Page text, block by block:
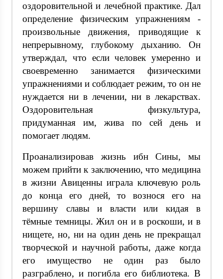
оздоровительной и лечебной практике. Дал
определение физическим упражнениям -
произвольные движения, приводящие к
непрерывному, глубокому дыханию. Он
утверждал, что если человек умеренно и
своевременно занимается физическими
упражнениями и соблюдает режим, то он не
нуждается ни в лечении, ни в лекарствах.
Оздоровительная физкультура,
придуманная им, жива по сей день и
помогает людям.
Проанализировав жизнь ибн Сины, мы
можем прийти к заключению, что медицина
в жизни Авиценны играла ключевую роль
до конца его дней, то вознося его на
вершину славы и власти или кидая в
тёмные темницы. Жил он и в роскоши, и в
нищете, но, ни на один день не прекращал
творческой и научной работы, даже когда
его имущество не один раз было
разграблено, и погибла его библиотека. В